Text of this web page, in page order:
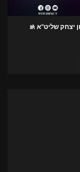
יצחק שליט"א 🚸